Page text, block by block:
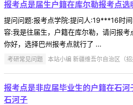
报考点是届生户籍在库尔勒报考点选
提问问题:报考点学院:提问人:19***16时
容:我是往届生，户籍在库尔勒，请问报
你好，选择巴州报考点就行了 ...
考研常见问题 本站小编 新疆维吾尔自治区（
报考点是非应届毕业生的户籍在石
石河子